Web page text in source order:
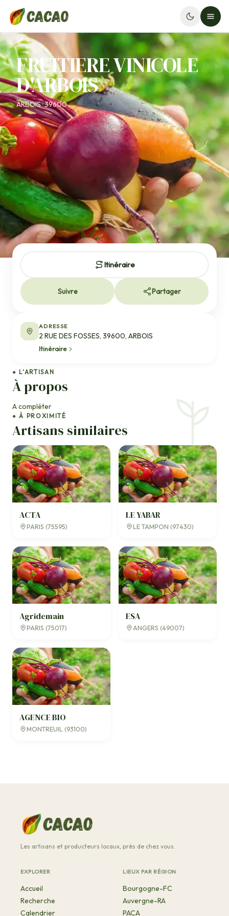
FRUITIERE VINICOLE
D'ARBOIS
ARBOIS · 39600
● L'ARTISAN
À propos
A compléter
● À PROXIMITÉ
Artisans similaires
ACTA
PARIS (75595)
LE YABAR
LE TAMPON (97430)
Agridemain
PARIS (75017)
ESA
ANGERS (49007)
AGENCE BIO
MONTREUIL (93100)
Itinéraire
Suivre Partager
ADRESSE
2 RUE DES FOSSES, 39600, ARBOIS
Itinéraire
Les artisans et producteurs locaux, près de chez vous.
EXPLORER
Accueil
Recherche
Calendrier
LIEUX PAR RÉGION
Bourgogne-FC
Auvergne-RA
PACA